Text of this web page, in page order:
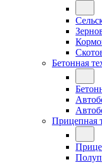
Бетонная
Прицепная